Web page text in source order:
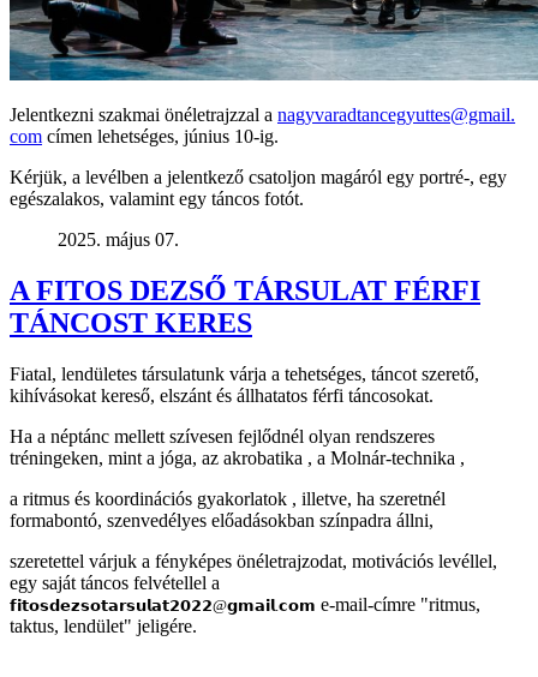
Jelentkezni szakmai önéletrajzzal a nagyvaradtancegyuttes@gmail.
com címen lehetséges, június 10-ig.
Kérjük, a levélben a jelentkező csatoljon magáról egy portré-, egy
egészalakos, valamint egy táncos fotót.
2025. május 07.
A FITOS DEZSŐ TÁRSULAT FÉRFI
TÁNCOST KERES
Fiatal, lendületes társulatunk várja a tehetséges, táncot szerető,
kihívásokat kereső, elszánt és állhatatos férfi táncosokat.
Ha a néptánc mellett szívesen fejlődnél olyan rendszeres
tréningeken, mint a jóga, az akrobatika , a Molnár-technika ,
a ritmus és koordinációs gyakorlatok , illetve, ha szeretnél
formabontó, szenvedélyes előadásokban színpadra állni,
szeretettel várjuk a fényképes önéletrajzodat, motivációs levéllel,
egy saját táncos felvétellel a
𝗳𝗶𝘁𝗼𝘀𝗱𝗲𝘇𝘀𝗼𝘁𝗮𝗿𝘀𝘂𝗹𝗮𝘁𝟮𝟬𝟮𝟮@𝗴𝗺𝗮𝗶𝗹.𝗰𝗼𝗺 e-mail-címre "ritmus,
taktus, lendület" jeligére.